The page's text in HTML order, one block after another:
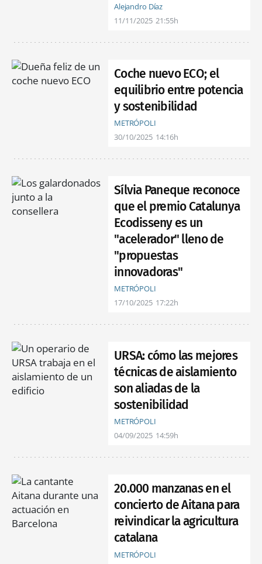
Alejandro Díaz
11/11/2025 21:55h
Coche nuevo ECO; el
equilibrio entre potencia
y sostenibilidad
METRÓPOLI
30/10/2025 14:16h
Sílvia Paneque reconoce
que el premio Catalunya
Ecodisseny es un
"acelerador" lleno de
"propuestas
innovadoras"
METRÓPOLI
17/10/2025 17:22h
URSA: cómo las mejores
técnicas de aislamiento
son aliadas de la
sostenibilidad
METRÓPOLI
04/09/2025 14:59h
20.000 manzanas en el
concierto de Aitana para
reivindicar la agricultura
catalana
METRÓPOLI